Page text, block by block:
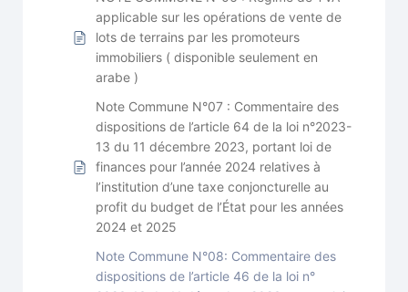
applicable sur les opérations de vente de
lots de terrains par les promoteurs
immobiliers ( disponible seulement en
arabe )
Note Commune N°07 : Commentaire des
dispositions de l’article 64 de la loi n°2023-
13 du 11 décembre 2023, portant loi de
finances pour l’année 2024 relatives à
l’institution d’une taxe conjoncturelle au
profit du budget de l’État pour les années
2024 et 2025
Note Commune N°08: Commentaire des
dispositions de l’article 46 de la loi n°